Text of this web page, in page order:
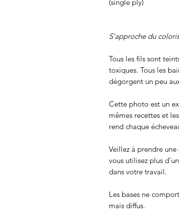
(single ply)
S'approche du
Tous les fils sont
toxiques. Tous les
dégorgent un peu
Cette photo est un
mêmes recettes et
rend chaque
Veillez à prendre
vous utilisez plus
dans votre travail.
Les bases ne
mais diffus.